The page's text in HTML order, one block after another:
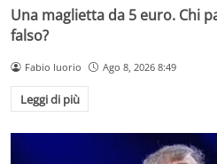
Una maglietta da 5 euro. Chi
falso?
Fabio Iuorio Ago 8, 2026 8:49
Leggi di più